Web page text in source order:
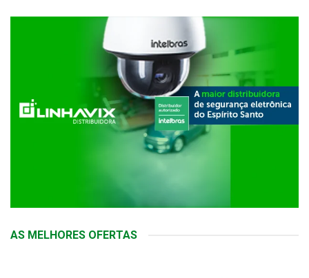
AS MELHORES OFERTAS